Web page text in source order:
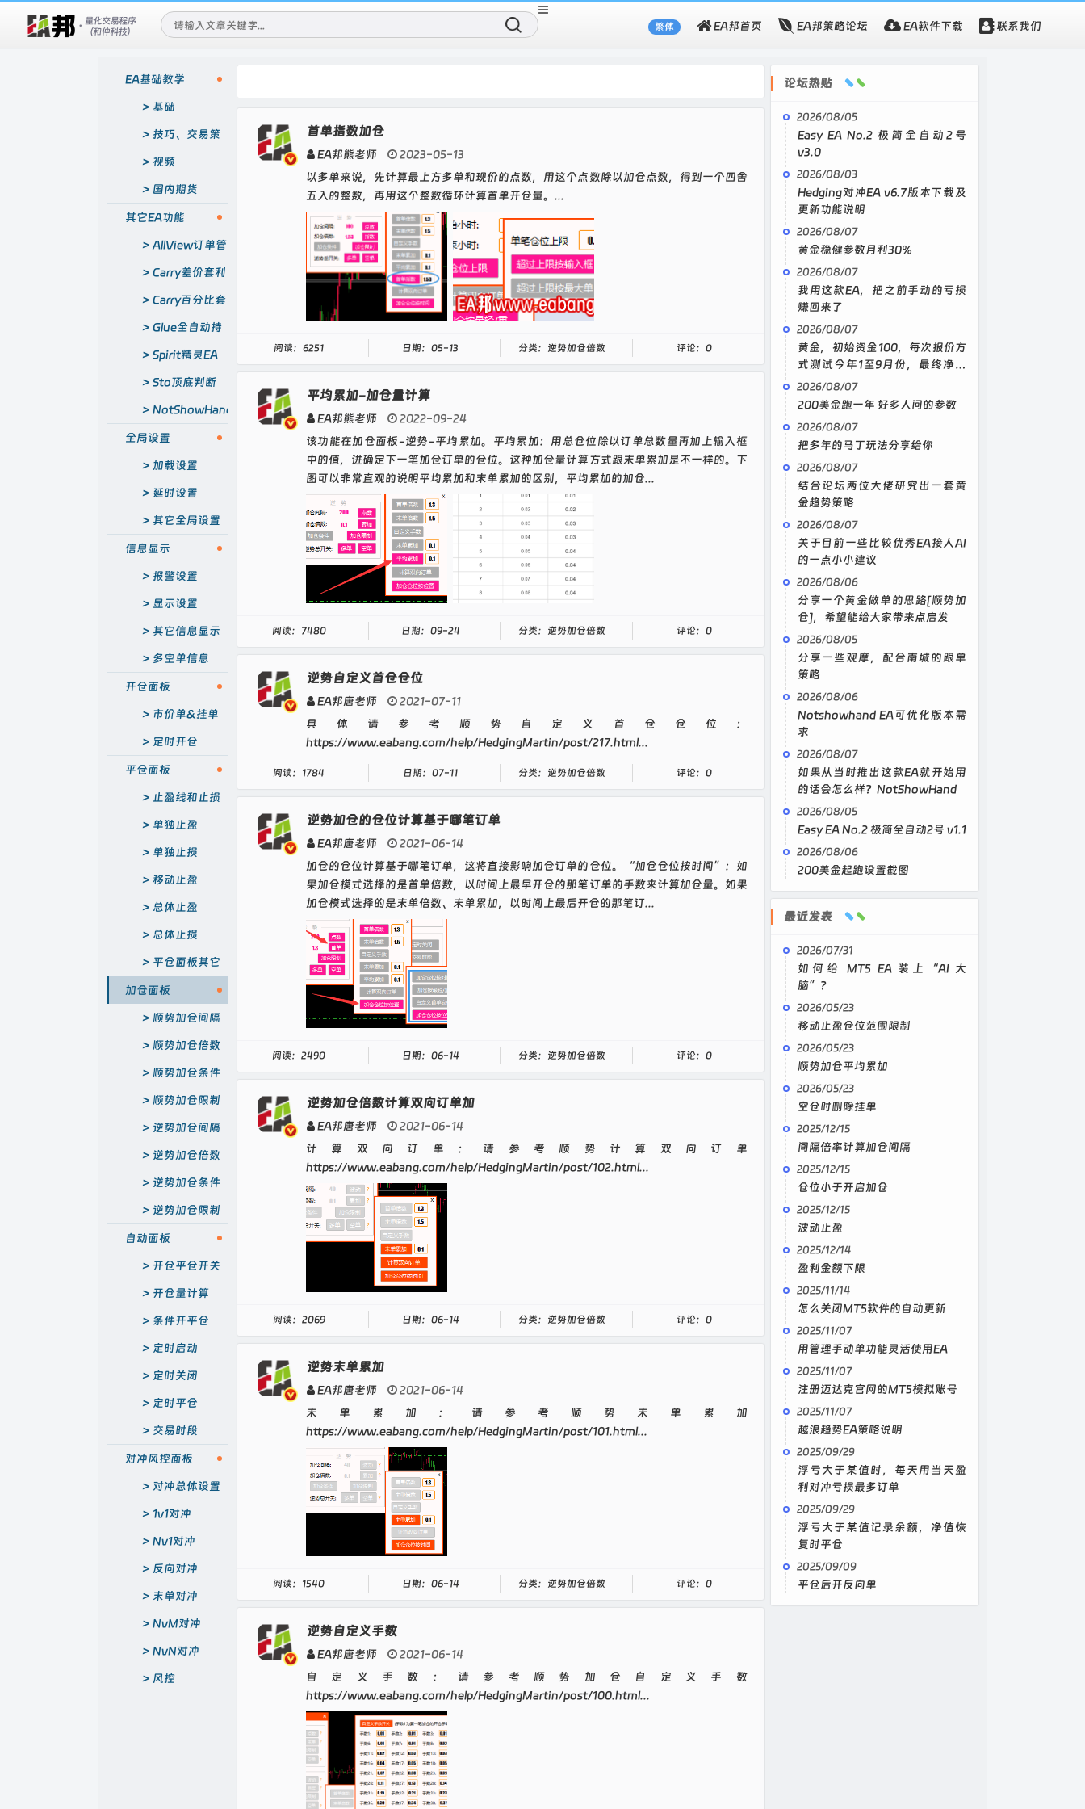
繁体 EA邦首页 EA邦策略论坛 EA软件下载 联系我们
EA基础教学
基础
技巧、交易策
视频
国内期货
其它EA功能
AllView订单管
理EA Carry差价套利
Carry百分比套
利EA Glue全自动持
赢突破EASpirit精灵EA
Sto顶底判断
NotShowHand
不梭哈EA
全局设置
加载设置
延时设置
其它全局设置
信息显示
报警设置
显示设置
其它信息显示
多空单信息
开仓面板
市价单&挂单
定时开仓
平仓面板
止盈线和止损
单独止盈
单独止损
移动止盈
总体止盈
总体止损
平仓面板其它
功能
加仓面板
顺势加仓间隔
顺势加仓倍数
顺势加仓条件
顺势加仓限制
逆势加仓间隔
逆势加仓倍数
逆势加仓条件
逆势加仓限制
自动面板
开仓平仓开关
开仓量计算
条件开平仓
定时启动
定时关闭
定时平仓
交易时段
对冲风控面板
对冲总体设置
1v1对冲
Nv1对冲
反向对冲
末单对冲
NvM对冲
NvN对冲
风控
首单指数加仓
EA邦熊老师
2023-05-13
以多单来说，先计算最上方多单和现价的点数，用这个点数除以加仓点数，得到一个四舍
五入的整数，再用这个整数循环计算首单开仓量。...
阅读：6251 日期：05-13 分类：逆势加仓倍数 评论：0
平均累加-加仓量计算
EA邦熊老师
2022-09-24
该功能在加仓面板-逆势-平均累加。平均累加：用总仓位除以订单总数量再加上输入框
中的值，进确定下一笔加仓订单的仓位。这种加仓量计算方式跟末单累加是不一样的。下
图可以非常直观的说明平均累加和末单累加的区别，平均累加的加仓...
阅读：7480 日期：09-24 分类：逆势加仓倍数 评论：0
逆势自定义首仓仓位
EA邦唐老师
2021-07-11
具体请参考顺势自定义首仓仓位：
https://www.eabang.com/help/HedgingMartin/post/217.html...
阅读：1784 日期：07-11 分类：逆势加仓倍数 评论：0
逆势加仓的仓位计算基于哪笔订单
EA邦唐老师
2021-06-14
加仓的仓位计算基于哪笔订单，这将直接影响加仓订单的仓位。“加仓仓位按时间”：如
果加仓模式选择的是首单倍数，以时间上最早开仓的那笔订单的手数来计算加仓量。如果
加仓模式选择的是末单倍数、末单累加，以时间上最后开仓的那笔订...
阅读：2490 日期：06-14 分类：逆势加仓倍数 评论：0
逆势加仓倍数计算双向订单加
EA邦唐老师
2021-06-14
计算双向订单：请参考顺势计算双向订单
https://www.eabang.com/help/HedgingMartin/post/102.html...
阅读：2069 日期：06-14 分类：逆势加仓倍数 评论：0
逆势末单累加
EA邦唐老师
2021-06-14
末单累加：请参考顺势末单累加
https://www.eabang.com/help/HedgingMartin/post/101.html...
阅读：1540 日期：06-14 分类：逆势加仓倍数 评论：0
逆势自定义手数
EA邦唐老师
2021-06-14
自定义手数：请参考顺势加仓自定义手数
https://www.eabang.com/help/HedgingMartin/post/100.html...
论坛热贴
2026/08/05
Easy EA No.2 极简全自动2号
v3.0
2026/08/03
Hedging对冲EA v6.7版本下载及
更新功能说明
2026/08/07
黄金稳健参数月利30%
2026/08/07
我用这款EA，把之前手动的亏损
赚回来了
2026/08/07
黄金，初始资金100，每次报价方
式测试今年1至9月份，最终净值
3100，附设置。
2026/08/07
200美金跑一年 好多人问的参数
2026/08/07
把多年的马丁玩法分享给你
2026/08/07
结合论坛两位大佬研究出一套黄
金趋势策略
2026/08/07
关于目前一些比较优秀EA接人AI
的一点小小建议
2026/08/06
分享一个黄金做单的思路[顺势加
仓]，希望能给大家带来点启发
2026/08/05
分享一些观摩，配合南城的跟单
策略
2026/08/06
Notshowhand EA可优化版本需
求
2026/08/07
如果从当时推出这款EA就开始用
的话会怎么样？NotShowHand
2026/08/05
Easy EA No.2 极简全自动2号 v1.1
2026/08/06
200美金起跑设置截图
最近发表
2026/07/31
如何给 MT5 EA 装上“AI 大
脑”？
2026/05/23
移动止盈仓位范围限制
2026/05/23
顺势加仓平均累加
2026/05/23
空仓时删除挂单
2025/12/15
间隔倍率计算加仓间隔
2025/12/15
仓位小于开启加仓
2025/12/15
波动止盈
2025/12/14
盈利金额下限
2025/11/14
怎么关闭MT5软件的自动更新
2025/11/07
用管理手动单功能灵活使用EA
2025/11/07
注册迈达克官网的MT5模拟账号
2025/11/07
越浪趋势EA策略说明
2025/09/29
浮亏大于某值时，每天用当天盈
利对冲亏损最多订单
2025/09/29
浮亏大于某值记录余额，净值恢
复时平仓
2025/09/09
平仓后开反向单